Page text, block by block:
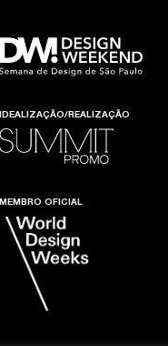
IDEALIZAÇÃO/REALIZAÇÃO
MEMBRO OFICIAL